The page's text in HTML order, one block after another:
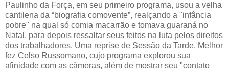
Paulinho da Força, em seu primeiro programa, usou a velha
cantilena da “biografia comovente”, realçando a "infância
pobre" na qual só comia macarrão e tomava guaraná no
Natal, para depois ressaltar seus feitos na luta pelos direitos
dos trabalhadores. Uma reprise de Sessão da Tarde. Melhor
fez Celso Russomano, cujo programa explorou sua
afinidade com as câmeras, além de mostrar seu "contato